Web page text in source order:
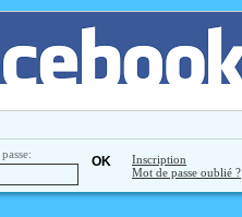
Inscription
Mot de passe oublié ?